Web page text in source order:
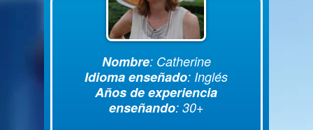
Nombre: Catherine
Idioma enseñado: Inglés
Años de experiencia
enseñando: 30+